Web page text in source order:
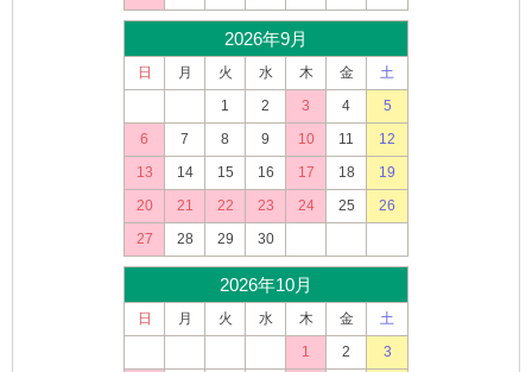
2026年9月
日 月 火 水 木 金
土
1
2 3 4
5
6
7 8 9 10 11
12
13
14 15 16 17 18
19
20
21 22 23 24 25
26
27
28 29 30
2026年10月
日 月 火 水 木 金
土
1
2
3